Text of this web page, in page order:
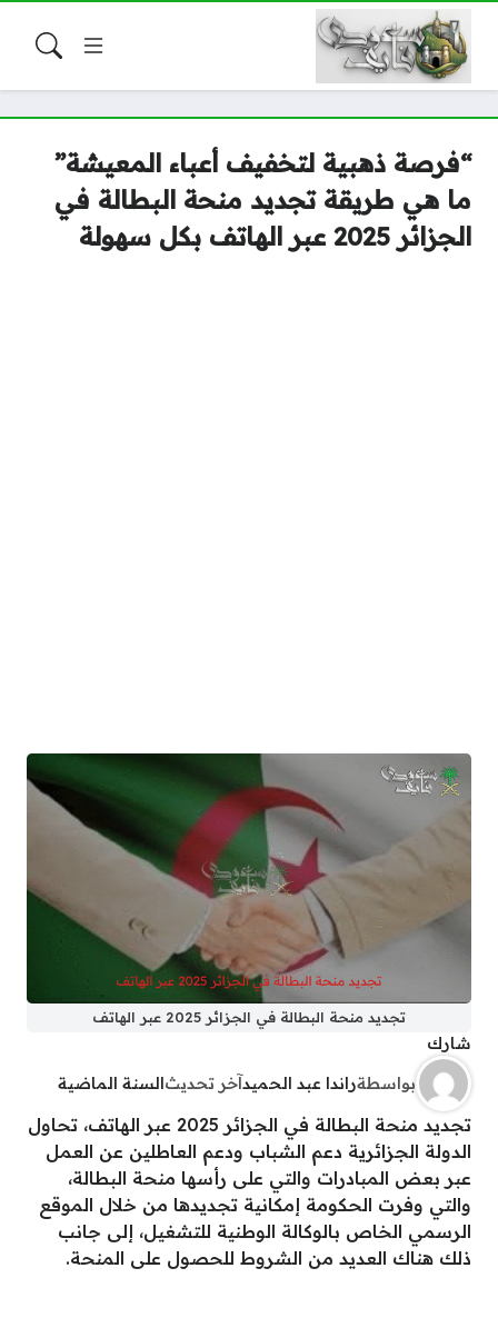
“فرصة ذهبية لتخفيف أعباء المعيشة”
ما هي طريقة تجديد منحة البطالة في
الجزائر 2025 عبر الهاتف بكل سهولة
تجديد منحة البطالة في الجزائر 2025 عبر الهاتف
شارك
بواسطةراندا عبد الحميدآخر تحديثالسنة الماضية
تجديد منحة البطالة في الجزائر 2025 عبر الهاتف، تحاول
الدولة الجزائرية دعم الشباب ودعم العاطلين عن العمل
عبر بعض المبادرات والتي على رأسها منحة البطالة،
والتي وفرت الحكومة إمكانية تجديدها من خلال الموقع
الرسمي الخاص بالوكالة الوطنية للتشغيل، إلى جانب
ذلك هناك العديد من الشروط للحصول على المنحة.